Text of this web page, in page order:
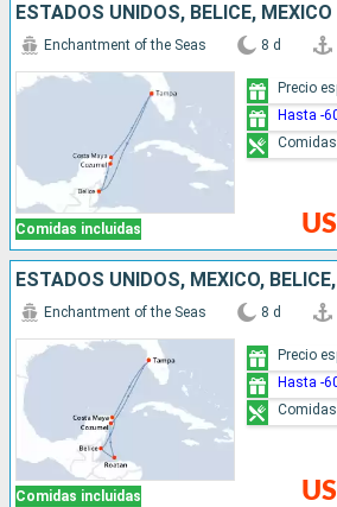
ESTADOS UNIDOS, BELICE, MÉXICO
Comidas incluidas
Enchantment of the Seas 8 d
Precio
Hasta -
Comidas incluidas
Enchantment of the Seas 8 d
Precio
Hasta -